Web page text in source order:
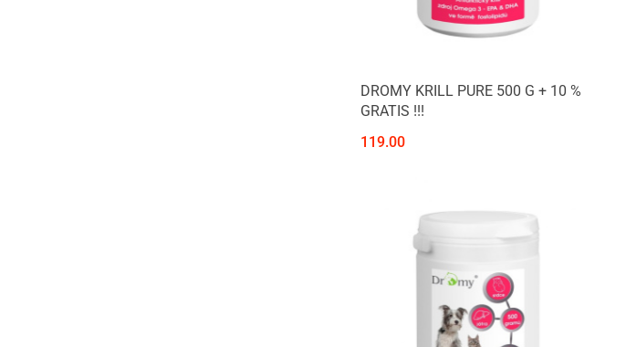
DROMY KRILL PURE 500 G + 10 %
GRATIS !!!
119.00